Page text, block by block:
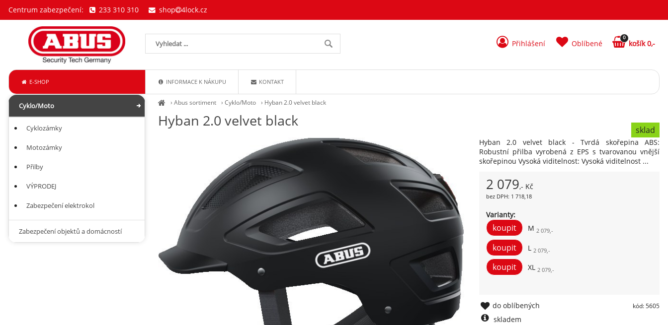
›Abus sortiment ›Cyklo/Moto › Hyban 2.0 velvet black
Hyban 2.0 velvet black
Hyban 2.0 velvet black - Tvrdá skořepina ABS:
Robustní přilba vyrobená z EPS s tvarovanou vnější
skořepinou Vysoká viditelnost: Vysoká viditelnost ...
sklad
2 079,- Kč
bez DPH: 1 718,18
Varianty:
M 2 079,-
L 2 079,-
XL 2 079,-
kód: 5605
do oblíbených
skladem
Cyklo/Moto
Cyklozámky
Motozámky
Přilby
VÝPRODEJ
Zabezpečení elektrokol
Zabezpečení objektů a domácností
E-SHOP INFORMACE K NÁKUPU KONTAKT
Přihlášení Oblíbené
0
košík 0,-
Centrum zabezpečení: 233 310 310 shop 4lock.cz